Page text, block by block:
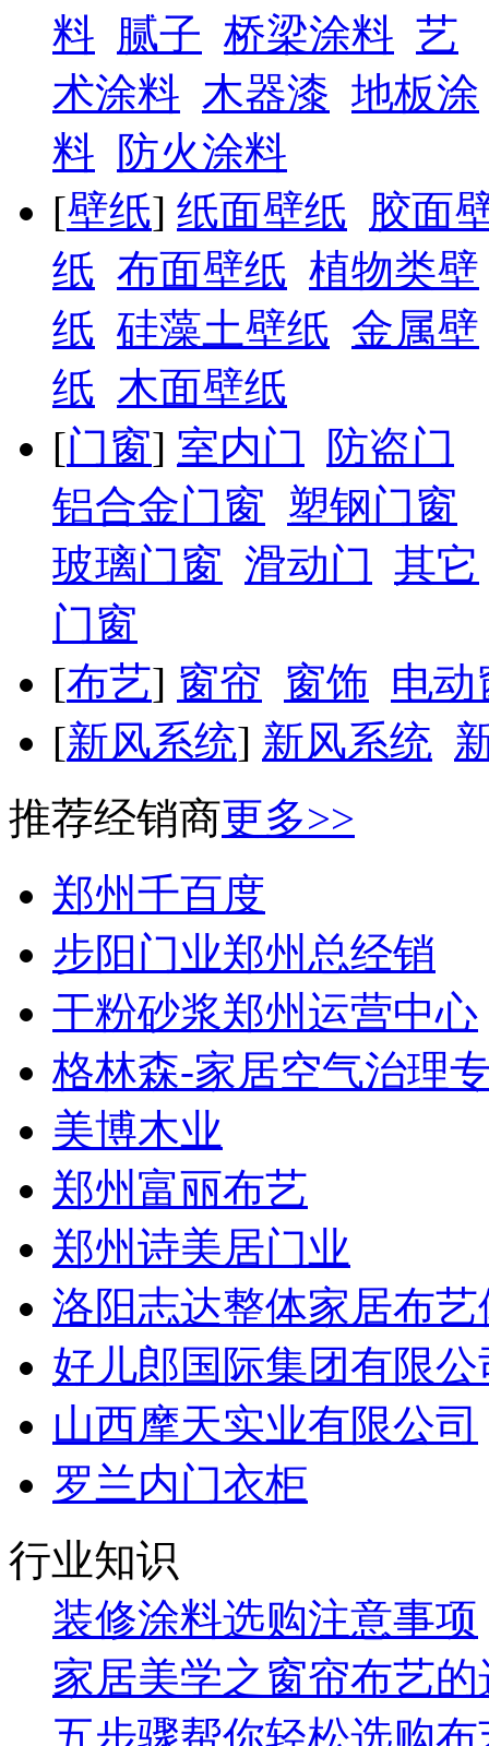
料 腻子 桥梁涂料 艺
术涂料 木器漆 地板涂
料
防火涂料
[壁纸] 纸面壁纸 胶面
纸 布面壁纸 植物类壁
纸 硅藻土壁纸 金属壁
纸 木面壁纸
[门窗] 室内门
防盗门
铝合金门窗 塑钢门窗
玻璃门窗 滑动门 其它
门窗
[布艺] 窗帘 窗饰 电动
[新风系统] 新风系统
推荐经销商更多>>
郑州千百度
步阳门业郑州总经销
干粉砂浆郑州运营中心
格林森-家居空气治理
美博木业
郑州富丽布艺
郑州诗美居门业
洛阳志达整体家居布
好儿郎国际集团有限公
山西摩天实业有限公司
罗兰内门衣柜
行业知识
装修涂料选购注意事项
家居美学之窗帘布艺的
五步骤帮你轻松选购